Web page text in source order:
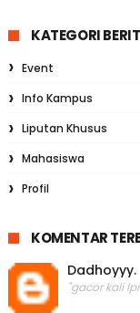
KATEGORI
Event
Info Kampus
Liputan Khusus
Mahasiswa
Profil
KOMENTAR
Dadhoyyy.
"gacor kali